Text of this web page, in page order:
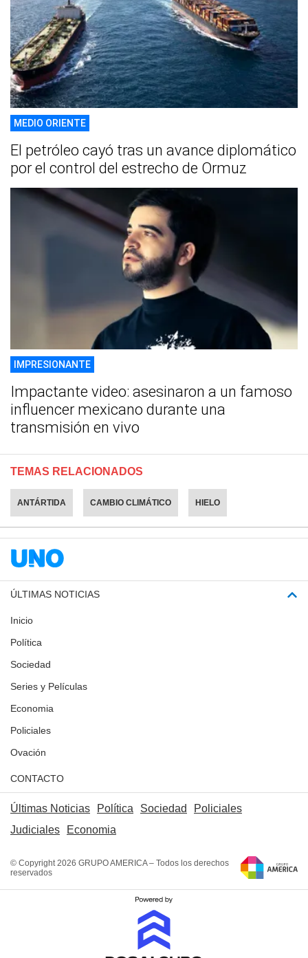
MEDIO ORIENTE
El petróleo cayó tras un avance diplomático
por el control del estrecho de Ormuz
IMPRESIONANTE
Impactante video: asesinaron a un famoso
influencer mexicano durante una
transmisión en vivo
TEMAS RELACIONADOS
ANTÁRTIDA CAMBIO CLIMÁTICO HIELO
ÚLTIMAS NOTICIAS
Inicio
Política
Sociedad
Series y Películas
Economia
Policiales
Ovación
CONTACTO
Últimas Noticias Política Sociedad
Policiales
Judiciales
Economia
© Copyright 2026 GRUPO AMERICA – Todos los derechos
reservados